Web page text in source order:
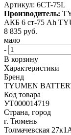
Артикул: 6CT-75L
Производитель:
АКБ 6 ст-75 Аh
8 835 руб.
мало
-
В корзину
Характеристики
Бренд
TYUMEN
Код товара
УТ000014719
Страна, город
г. Тюмень
Толмачевская